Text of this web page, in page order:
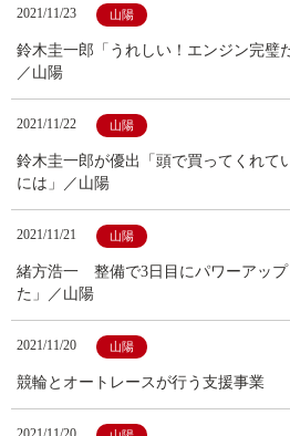
2021/11/23 山陽
鈴木圭一郎「うれしい！エンジン完璧
／山陽
2021/11/22 山陽
鈴木圭一郎が優出「頭で買ってくれて
には」／山陽
2021/11/21 山陽
緒方浩一 整備で3日目にパワーアップ
た」／山陽
2021/11/20 山陽
競輪とオートレースが行う支援事業